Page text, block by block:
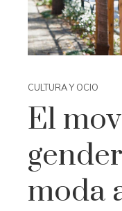
CULTURA Y OCIO
El
moda